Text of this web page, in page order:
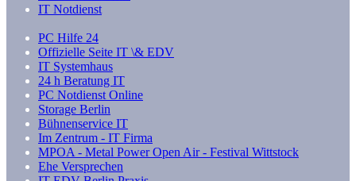
IT Notdienst
PC Hilfe 24
Offizielle Seite IT \& EDV
IT Systemhaus
24 h Beratung IT
PC Notdienst Online
Storage Berlin
Bühnenservice IT
Im Zentrum - IT Firma
MPOA - Metal Power Open Air - Festival Wittstock
Ehe Versprechen